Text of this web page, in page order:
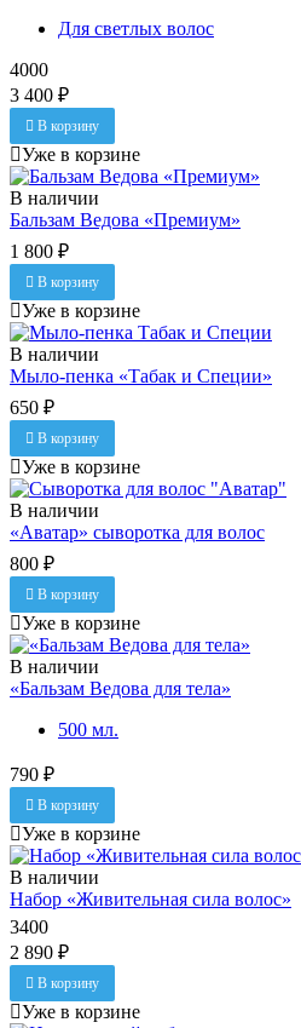
Для светлых волос
4000
3 400 ₽
В корзину
Уже в корзине
В наличии
Бальзам Ведова «Премиум»
1 800 ₽
В корзину
Уже в корзине
В наличии
Мыло-пенка «Табак и Специи»
650 ₽
В корзину
Уже в корзине
В наличии
«Аватар» сыворотка для волос
800 ₽
В корзину
Уже в корзине
В наличии
«Бальзам Ведова для тела»
500 мл.
790 ₽
В корзину
Уже в корзине
В наличии
Набор «Живительная сила волос»
3400
2 890 ₽
В корзину
Уже в корзине